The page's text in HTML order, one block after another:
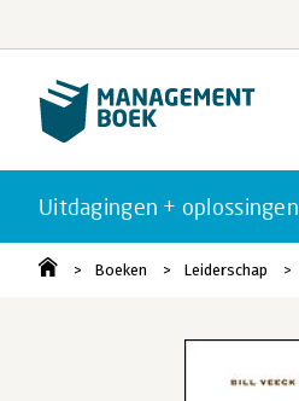
Uitdagingen + oplossingen
Boeken Leiderschap